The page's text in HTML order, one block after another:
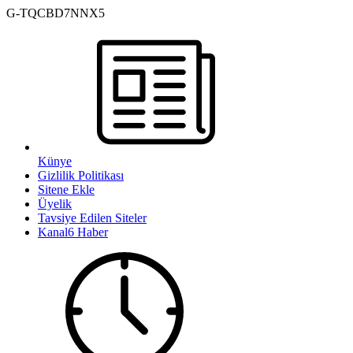
G-TQCBD7NNX5
Künye
Gizlilik Politikası
Sitene Ekle
Üyelik
Tavsiye Edilen Siteler
Kanal6 Haber